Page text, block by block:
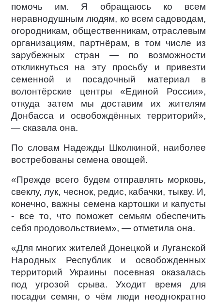
помочь им. Я обращаюсь ко всем
неравнодушным людям, ко всем садоводам,
огородникам, общественникам, отраслевым
организациям, партнёрам, в том числе из
зарубежных стран — по возможности
откликнуться на эту просьбу и привезти
семенной и посадочный материал в
волонтёрские центры «Единой России»,
откуда затем мы доставим их жителям
Донбасса и освобождённых территорий»,
— сказала она.
По словам Надежды Школкиной, наиболее
востребованы семена овощей.
«Прежде всего будем отправлять морковь,
свеклу, лук, чеснок, редис, кабачки, тыкву. И,
конечно, важны семена картошки и капусты
- все то, что поможет семьям обеспечить
себя продовольствием», — отметила она.
«Для многих жителей Донецкой и Луганской
Народных Республик и освобожденных
территорий Украины посевная оказалась
под угрозой срыва. Уходит время для
посадки семян, о чём люди неоднократно